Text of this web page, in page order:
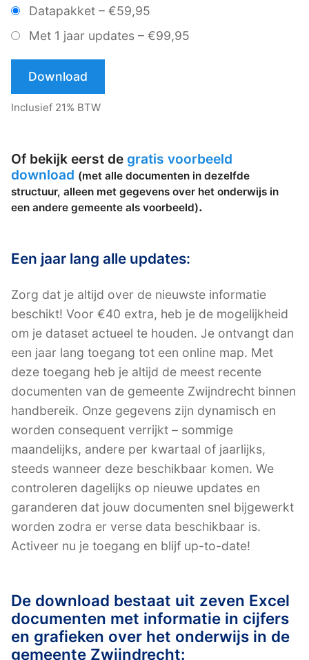
Datapakket – €59,95
Met 1 jaar updates – €99,95
Download
Inclusief 21% BTW
Of bekijk eerst de gratis voorbeeld
download (met alle documenten in dezelfde
structuur, alleen met gegevens over het onderwijs in
een andere gemeente als voorbeeld).
Een jaar lang alle updates:
Zorg dat je altijd over de nieuwste informatie
beschikt! Voor €40 extra, heb je de mogelijkheid
om je dataset actueel te houden. Je ontvangt dan
een jaar lang toegang tot een online map. Met
deze toegang heb je altijd de meest recente
documenten van de gemeente Zwijndrecht binnen
handbereik. Onze gegevens zijn dynamisch en
worden consequent verrijkt – sommige
maandelijks, andere per kwartaal of jaarlijks,
steeds wanneer deze beschikbaar komen. We
controleren dagelijks op nieuwe updates en
garanderen dat jouw documenten snel bijgewerkt
worden zodra er verse data beschikbaar is.
Activeer nu je toegang en blijf up-to-date!
De download bestaat uit zeven Excel
documenten met informatie in cijfers
en grafieken over het onderwijs in de
gemeente Zwijndrecht: